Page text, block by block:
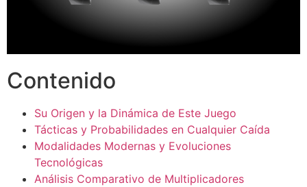
Contenido
Su Origen y la Dinámica de Este Juego
Tácticas y Probabilidades en Cualquier Caída
Modalidades Modernas y Evoluciones
Tecnológicas
Análisis Comparativo de Multiplicadores